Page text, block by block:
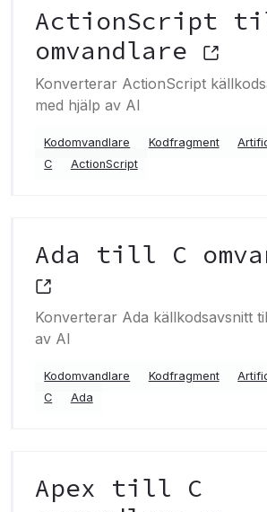
ActionScript
omvandlare
Konverterar ActionScript
med hjälp av AI
Kodomvandlare Kodfragment
C
ActionScript
Ada till C
Konverterar Ada källkodsavsnitt
av AI
Kodomvandlare Kodfragment
C
Ada
Apex till C